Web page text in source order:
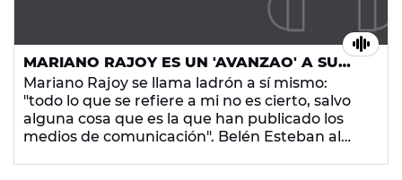
MARIANO RAJOY ES UN 'AVANZAO' A SU
TIEMPO
Mariano Rajoy se llama ladrón a sí mismo:
"todo lo que se refiere a mi no es cierto, salvo
alguna cosa que es la que han publicado los
medios de comunicación". Belén Esteban al